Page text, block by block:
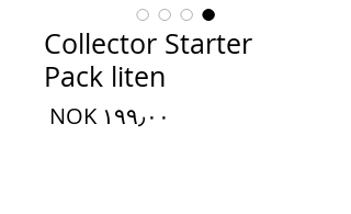
Collector Starter
Pack liten